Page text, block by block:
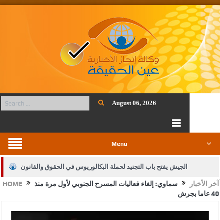
August 06, 2026
Menu
الجيش يفتح باب التجنيد لحملة البكالوريوس في الحقوق والقانون
بيان اجتماع عمّان:دعم الوصاية الهاشمية التاريخية على المقدسات HOME آخر الأخبار
سماوي: إلغاء فعاليات المسرح الجنوبي لأول مرة منذ
40 عاما بجرش